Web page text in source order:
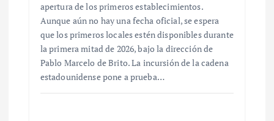
apertura de los primeros establecimientos.
Aunque aún no hay una fecha oficial, se espera
que los primeros locales estén disponibles durante
la primera mitad de 2026, bajo la dirección de
Pablo Marcelo de Brito. La incursión de la cadena
estadounidense pone a prueba…